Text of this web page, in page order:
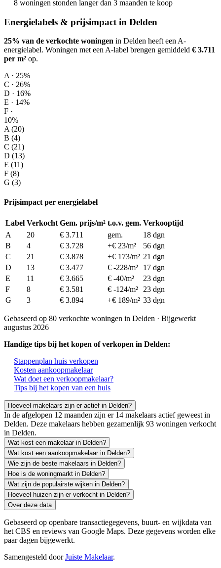
8 woningen stonden langer dan 3 maanden te koop
Energielabels & prijsimpact in Delden
25% van de verkochte woningen in Delden heeft een A-
energielabel. Woningen met een A-label brengen gemiddeld € 3.711
per m² op.
A · 25%
C · 26%
D · 16%
E · 14%
F ·
10%
A (20)
B (4)
C (21)
D (13)
E (11)
F (8)
G (3)
Prijsimpact per energielabel
Label Verkocht Gem. prijs/m² t.o.v. gem. Verkooptijd
A
20 € 3.711 gem.
18 dgn
B
4 € 3.728 +€ 23/m²
56 dgn
C
21 € 3.878 +€ 173/m² 21 dgn
D
13 € 3.477 € -228/m²
17 dgn
E
11 € 3.665 € -40/m²
23 dgn
F
8 € 3.581 € -124/m²
23 dgn
G
3 € 3.894 +€ 189/m² 33 dgn
Gebaseerd op 80 verkochte woningen in Delden · Bijgewerkt
augustus 2026
Handige tips bij het kopen of verkopen in Delden:
Stappenplan huis verkopen
Kosten aankoopmakelaar
Wat doet een verkoopmakelaar?
Tips bij het kopen van een huis
Hoeveel makelaars zijn er actief in Delden?
In de afgelopen 12 maanden zijn er 14 makelaars actief geweest in
Delden. Deze makelaars hebben gezamenlijk 93 woningen verkocht
in Delden.
Wat kost een makelaar in Delden?
Wat kost een aankoopmakelaar in Delden?
Wie zijn de beste makelaars in Delden?
Hoe is de woningmarkt in Delden?
Wat zijn de populairste wijken in Delden?
Hoeveel huizen zijn er verkocht in Delden?
Over deze data
Gebaseerd op openbare transactiegegevens, buurt- en wijkdata van
het CBS en reviews van Google Maps. Deze gegevens worden elke
paar dagen bijgewerkt.
Samengesteld doorJuiste Makelaar.